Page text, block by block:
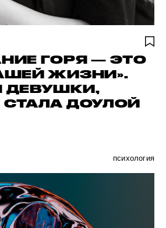
ГОРЯ — ЭТО
ЖИЗНИ».
ДЕВУШКИ,
СТАЛА ДОУЛОЙ
психология